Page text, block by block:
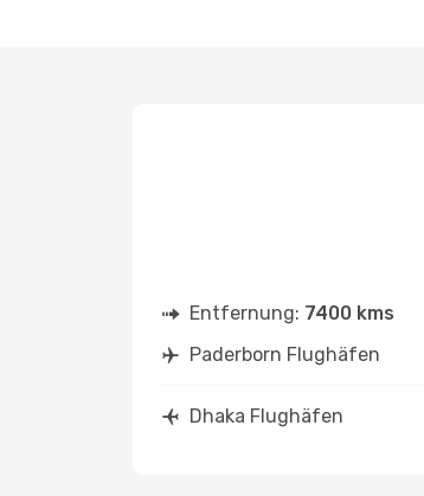
Entfernung: 7400 kms
Paderborn Flughäfen
Dhaka Flughäfen